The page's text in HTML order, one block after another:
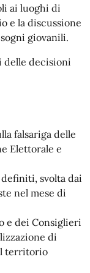
ai luoghi di
e la discussione
giovanili.
delle decisioni
falsariga delle
Elettorale e
svolta dai
nel mese di
e dei Consiglieri
di
territorio